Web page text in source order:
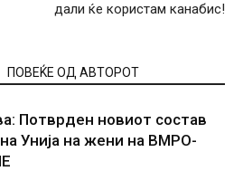
дали ќе користам канабис!
ПОВЕЌЕ ОД АВТОРОТ
Потврден новиот состав
Унија на жени на ВМРО-